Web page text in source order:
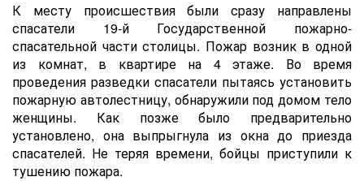
К месту происшествия были сразу направлены
спасатели 19-й Государственной пожарно-
спасательной части столицы. Пожар возник в одной
из комнат, в квартире на 4 этаже. Во время
проведения разведки спасатели пытаясь установить
пожарную автолестницу, обнаружили под домом тело
женщины. Как позже было предварительно
установлено, она выпрыгнула из окна до приезда
спасателей. Не теряя времени, бойцы приступили к
тушению пожара.